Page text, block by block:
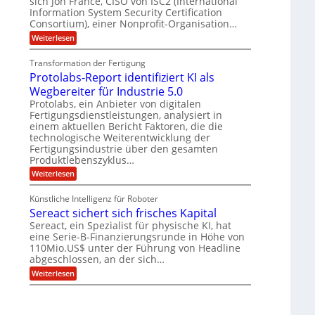
l
l
a
r
d
L
a
t
e
i
n
m
e
r
i
k
a
e
r
O
ff
i
e
r
e
t
e
n
z
z
e
n
t
r
u
m
f
ü
r
3
D
-
D
u
c
k
ä
m
p
f
e
f
ü
d
e
n
M
a
s
c
h
i
n
n
-
u
n
d
A
n
l
a
Information System Security Certification
Consortium), einer Nonprofit-Organisation…
Weiterlesen:
P
s
t
q
u
a
n
t
e
n
k
r
y
p
o
g
r
a
f
i
e
:
f
Transformation der Fertigung
Protolabs-Report identifiziert KI als
Wegbereiter für Industrie 5.0
Protolabs, ein Anbieter von digitalen
Fertigungsdienstleistungen, analysiert in
einem aktuellen Bericht Faktoren, die die
technologische Weiterentwicklung der
Fertigungsindustrie über den gesamten
Produktlebenszyklus…
Weiterlesen:
P
o
t
o
l
a
b
s
-
R
Künstliche Intelligenz für Roboter
Sereact sichert sich frisches Kapital
Sereact, ein Spezialist für physische KI, hat
eine Serie-B-Finanzierungsrunde in Höhe von
110Mio.US$ unter der Führung von Headline
abgeschlossen, an der sich…
Weiterlesen:
S